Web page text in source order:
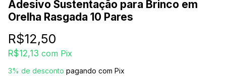
Adesivo Sustentação para Brinco em
Orelha Rasgada 10 Pares
R$12,50
R$12,13 com Pix
3% de desconto pagando com Pix